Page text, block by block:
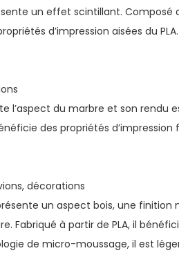
un effet scintillant. Composé
d’impression aisées du PLA.
l’aspect du marbre et son rendu
des propriétés
décorations
un aspect bois, une finition
Fabriqué à partir de PLA, il
de micro-moussage, il est